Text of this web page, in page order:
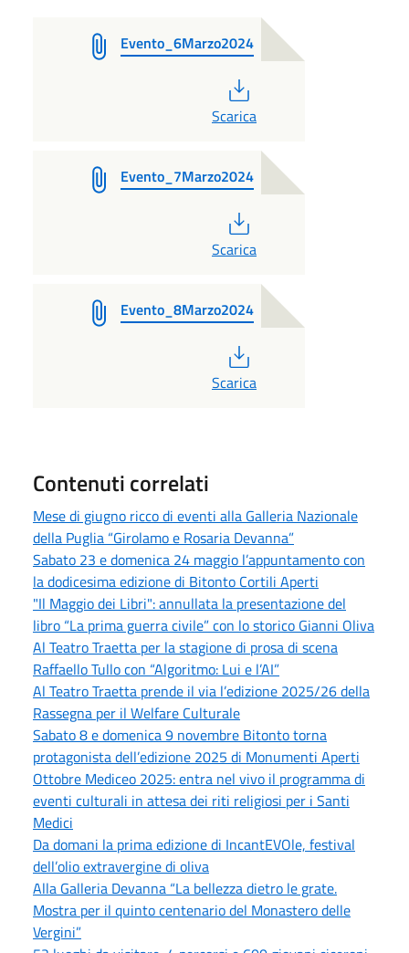
Evento_6Marzo2024
Scarica
Evento_7Marzo2024
Scarica
Evento_8Marzo2024
Scarica
Contenuti correlati
Mese di giugno ricco di eventi alla Galleria Nazionale
della Puglia “Girolamo e Rosaria Devanna”
Sabato 23 e domenica 24 maggio l’appuntamento con
la dodicesima edizione di Bitonto Cortili Aperti
"Il Maggio dei Libri": annullata la presentazione del
libro “La prima guerra civile” con lo storico Gianni Oliva
Al Teatro Traetta per la stagione di prosa di scena
Raffaello Tullo con “Algoritmo: Lui e l’AI”
Al Teatro Traetta prende il via l’edizione 2025/26 della
Rassegna per il Welfare Culturale
Sabato 8 e domenica 9 novembre Bitonto torna
protagonista dell’edizione 2025 di Monumenti Aperti
Ottobre Mediceo 2025: entra nel vivo il programma di
eventi culturali in attesa dei riti religiosi per i Santi
Medici
Da domani la prima edizione di IncantEVOle, festival
dell’olio extravergine di oliva
Alla Galleria Devanna “La bellezza dietro le grate.
Mostra per il quinto centenario del Monastero delle
Vergini”